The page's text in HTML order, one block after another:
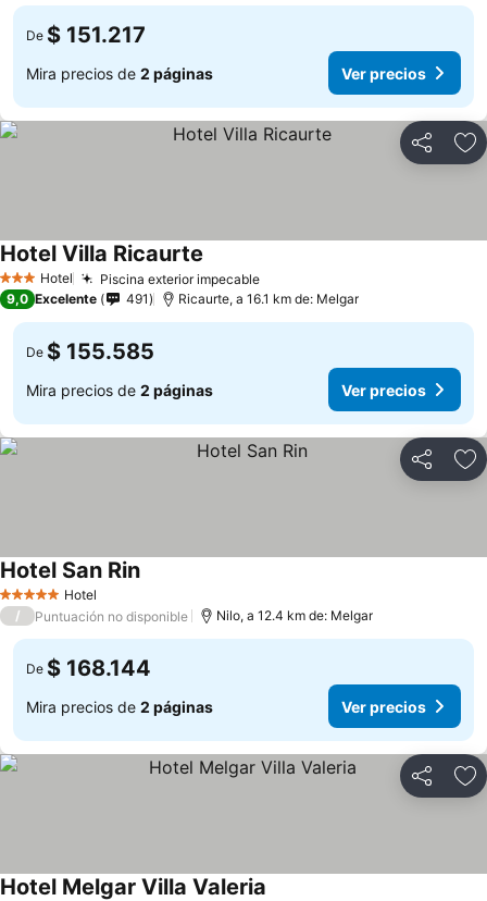
De $ 151.217
Mira precios de 2 páginas Ver precios
Compartir
3 Estrellas
Hotel Piscina exterior impecable
Hotel Villa Ricaurte
9,0 Excelente 491 Ricaurte, a 16.1 km de: Melgar
De $ 155.585
Mira precios de 2 páginas Ver precios
Compartir
5 Estrellas Hotel
Hotel San Rin
/ Puntuación no disponible Nilo, a 12.4 km de: Melgar
De $ 168.144
Mira precios de 2 páginas Ver precios
Compartir
Hotel Melgar Villa Valeria